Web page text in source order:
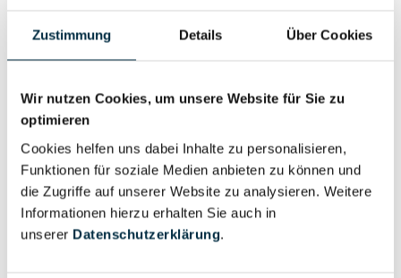
Zustimmung Details Über Cookies
Wir nutzen Cookies, um unsere Website für Sie zu
optimieren
Cookies helfen uns dabei Inhalte zu personalisieren,
Funktionen für soziale Medien anbieten zu können und
die Zugriffe auf unserer Website zu analysieren. Weitere
Informationen hierzu erhalten Sie auch in
unserer Datenschutzerklärung.
Renversant GmbH
renvest GmbH
renvest GmbH
Renviol GmbH
René Vogel Heizung - Sanitär GmbH
René Walter Vermögensverwaltung UG